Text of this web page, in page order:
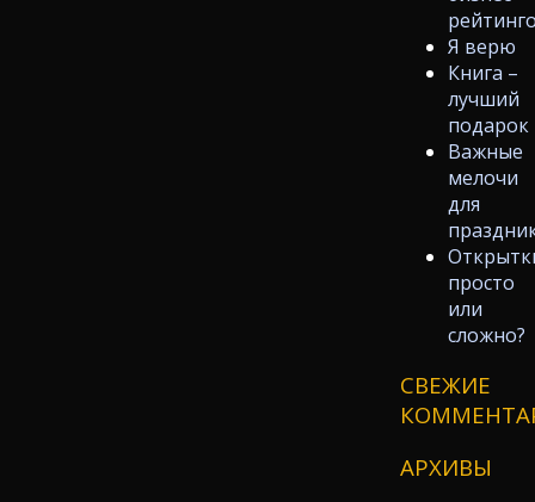
Я верю
Книга –
лучший
подарок
Важные
мелочи
для
просто
или
сложно?
СВЕЖИЕ
АРХИВЫ